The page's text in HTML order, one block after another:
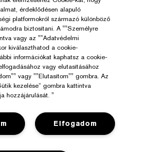
érdeklődésen alapuló
platformokról származó különböző
biztosítani. A ""Személyre
vagy az ""Adatvédelmi
kiválaszthatod a cookie-
információkat kaphatsz a cookie-
vagy elutasításához
vagy ""Elutasítom"" gombra. Az
kezelése” gombra kattintva
hozzájárulását. "
Elfogadom